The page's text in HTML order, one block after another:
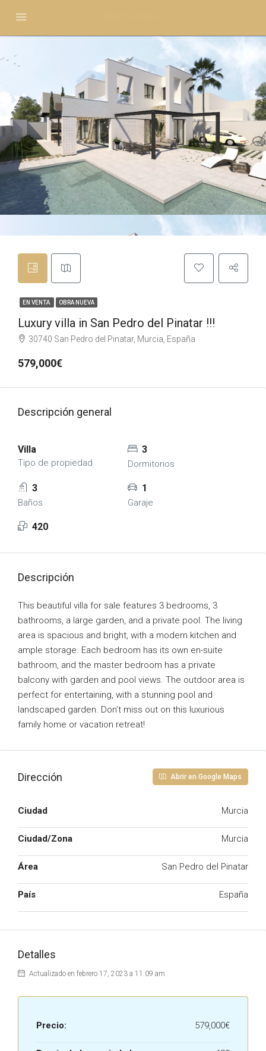
EN VENTA OBRA NUEVA
Luxury villa in San Pedro del Pinatar !!!
30740 San Pedro del Pinatar, Murcia, España
579,000€
Descripción general
Villa
Tipo de propiedad
3
Dormitorios
3
Baños
1
Garaje
420
Descripción
This beautiful villa for sale features 3 bedrooms, 3
bathrooms, a large garden, and a private pool. The living
area is spacious and bright, with a modern kitchen and
ample storage. Each bedroom has its own en-suite
bathroom, and the master bedroom has a private
balcony with garden and pool views. The outdoor area is
perfect for entertaining, with a stunning pool and
landscaped garden. Don’t miss out on this luxurious
family home or vacation retreat!
Dirección Abrir en Google Maps
Ciudad Murcia
Ciudad/Zona Murcia
Área San Pedro del Pinatar
País España
Detalles
Actualizado en febrero 17, 2023 a 11:09 am
Precio: 579,000€